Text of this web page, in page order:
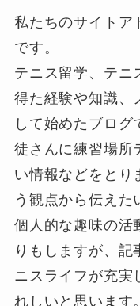
私たちのサイト
です。
テニス留学、テニ
得た経験や知識、
して始めたブログ
徒さんに練習場所
い情報などをとり
う観点から伝えた
個人的な趣味の活
りもしますが、記
ニスライフが充実
れしいと思います。